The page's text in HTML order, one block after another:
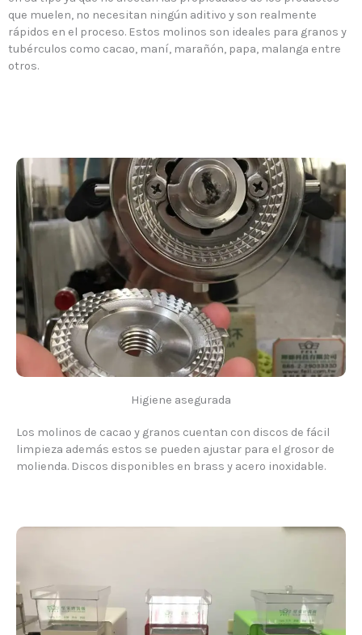
que muelen, no necesitan ningún aditivo y son realmente
rápidos en el proceso. Estos molinos son ideales para granos y
tubérculos como cacao, maní, marañón, papa, malanga entre
otros.
Higiene asegurada
Los molinos de cacao y granos cuentan con discos de fácil
limpieza además estos se pueden ajustar para el grosor de
molienda. Discos disponibles en brass y acero inoxidable.